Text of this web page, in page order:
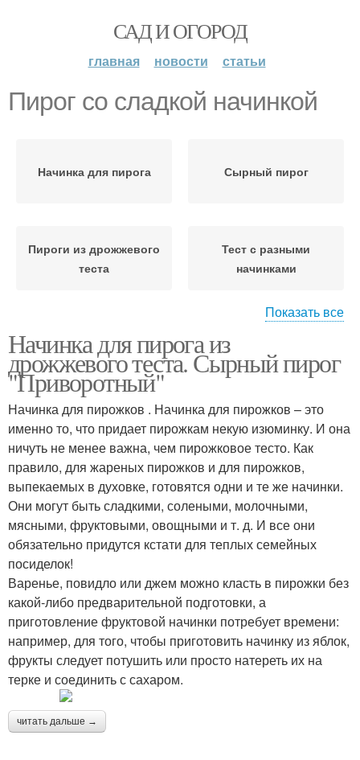
САД И ОГОРОД
главная новости статьи
Пирог со сладкой начинкой
Начинка для пирога Сырный пирог
Пироги из дрожжевого
теста
Тест с разными
начинками
Сладкий пирог
теста
Пирог с капустой Вкусный пирог
Показать все
Начинка для пирога из
дрожжевого теста. Сырный пирог
"Приворотный"
Начинка для пирожков . Начинка для пирожков – это
именно то, что придает пирожкам некую изюминку. И она
ничуть не менее важна, чем пирожковое тесто. Как
правило, для жареных пирожков и для пирожков,
выпекаемых в духовке, готовятся одни и те же начинки.
Они могут быть сладкими, солеными, молочными,
мясными, фруктовыми, овощными и т. д. И все они
обязательно придутся кстати для теплых семейных
посиделок!
Варенье, повидло или джем можно класть в пирожки без
какой-либо предварительной подготовки, а
приготовление фруктовой начинки потребует времени:
например, для того, чтобы приготовить начинку из яблок,
фрукты следует потушить или просто натереть их на
терке и соединить с сахаром.
читать дальше →